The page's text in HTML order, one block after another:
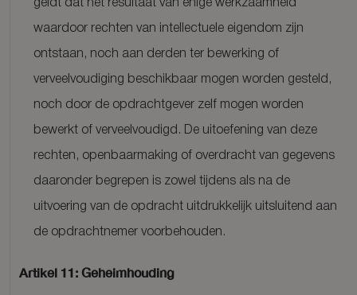
geldt dat het resultaat van enige werkzaamheid
waardoor rechten van intellectuele eigendom zijn
ontstaan, noch aan derden ter bewerking of
verveelvoudiging beschikbaar mogen worden gesteld,
noch door de opdrachtgever zelf mogen worden
bewerkt of verveelvoudigd. De uitoefening van deze
rechten, openbaarmaking of overdracht van gegevens
daaronder begrepen is zowel tijdens als na de
uitvoering van de opdracht uitdrukkelijk uitsluitend aan
de opdrachtnemer voorbehouden.
Artikel 11: Geheimhouding